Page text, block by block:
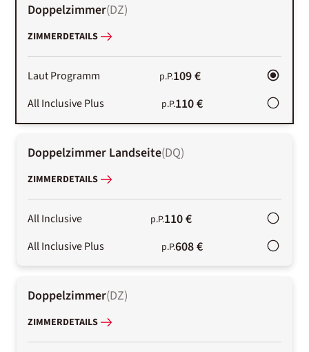
Doppelzimmer(DZ)
ZIMMERDETAILS
Laut Programm p.P.109 €
All Inclusive Plus p.P.110 €
Doppelzimmer Landseite(DQ)
ZIMMERDETAILS
All Inclusive p.P.110 €
All Inclusive Plus p.P.608 €
Doppelzimmer(DZ)
ZIMMERDETAILS